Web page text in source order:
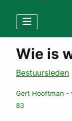
Wie is
Bestuursleden
Gert Hooftman -
83